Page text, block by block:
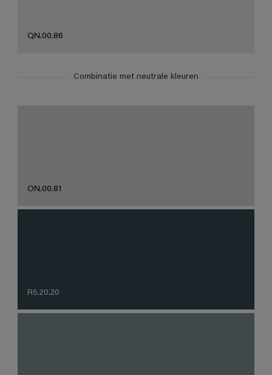
QN.00.86
Combinatie met neutrale kleuren
ON.00.81
R5.20.20